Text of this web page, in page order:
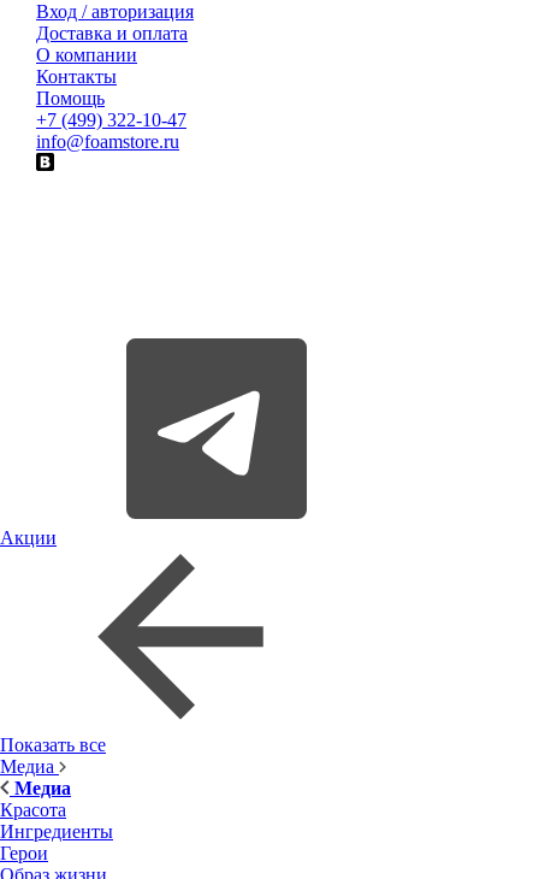
Вход / авторизация
Доставка и оплата
О компании
Контакты
Помощь
+7 (499) 322-10-47
info@foamstore.ru
Акции
Показать все
Медиа
Медиа
Красота
Ингредиенты
Герои
Образ жизни